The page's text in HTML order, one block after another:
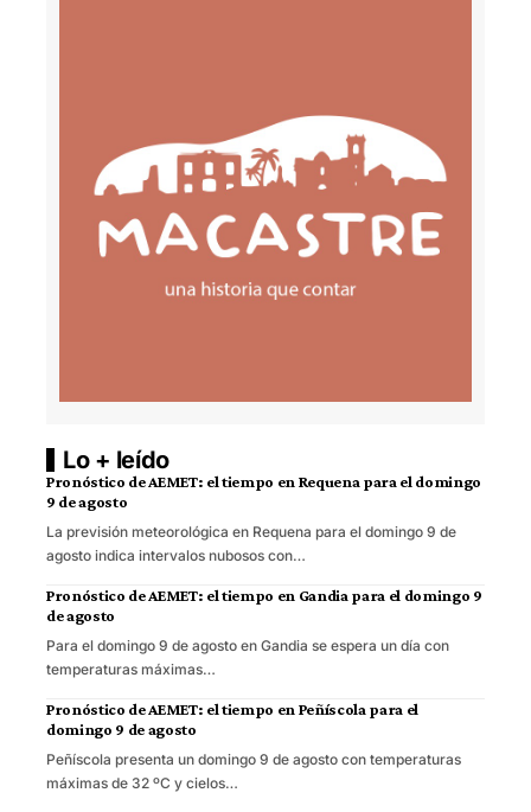
Lo + leído
Pronóstico de AEMET: el tiempo en Requena para el domingo
9 de agosto
La previsión meteorológica en Requena para el domingo 9 de
agosto indica intervalos nubosos con…
Pronóstico de AEMET: el tiempo en Gandia para el domingo 9
de agosto
Para el domingo 9 de agosto en Gandia se espera un día con
temperaturas máximas…
Pronóstico de AEMET: el tiempo en Peñíscola para el
domingo 9 de agosto
Peñíscola presenta un domingo 9 de agosto con temperaturas
máximas de 32 ºC y cielos…